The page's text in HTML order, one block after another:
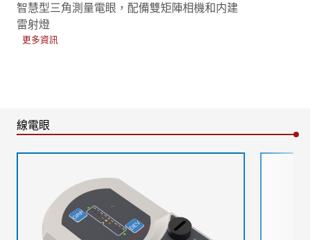
智慧型三角測量電眼，配備雙矩陣相機和内建
雷射燈
更多資訊
線電眼